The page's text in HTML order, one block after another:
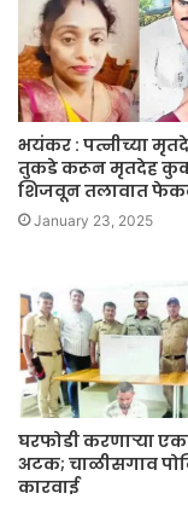
भयंकर : पत्नीच्या
तुकडे करून मृतदेह
शिजवून तलावात
January 23, 2025
घरफोडी करणाऱ्या
अटक; चाळीसगाव
कारवाई